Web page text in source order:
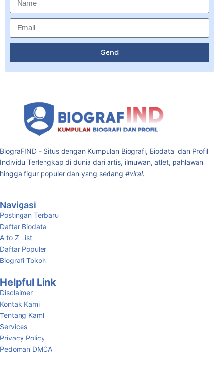
Send
BiograFIND - Situs dengan Kumpulan Biografi, Biodata, dan Profil
Individu Terlengkap di dunia dari artis, ilmuwan, atlet, pahlawan
hingga figur populer dan yang sedang #viral.
Navigasi
Postingan Terbaru
Daftar Biodata
A to Z List
Daftar Populer
Biografi Tokoh
Helpful Link
Disclaimer
Kontak Kami
Tentang Kami
Services
Privacy Policy
Pedoman DMCA